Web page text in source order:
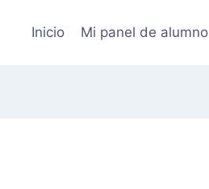
Inicio Mi panel de alumno